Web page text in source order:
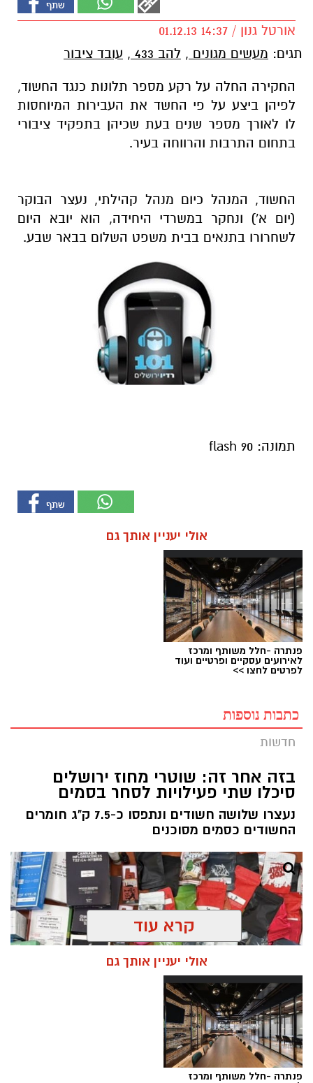
אורטל גנון / 14:37 01.12.13
תגים: מעשים מגונים , להב 433 , עובד ציבור
החקירה החלה על רקע מספר תלונות כנגד החשוד,
לפיהן ביצע על פי החשד את העבירות המיוחסות
לו לאורך מספר שנים בעת שכיהן בתפקיד ציבורי
בתחום התרבות והרווחה בעיר.
החשוד, המנהל כיום מנהל קהילתי, נעצר הבוקר
(יום א') ונחקר במשרדי היחידה, הוא יובא היום
לשחרורו בתנאים בבית משפט השלום בבאר שבע.
תמונה: flash 90
אולי יעניין אותך גם
פנתרה -חלל משותף ומרכז
לאירועים עסקיים ופרטיים ועוד
לפרטים לחצו >>
כתבות נוספות
חדשות
בזה אחר זה: שוטרי מחוז ירושלים
סיכלו שתי פעילויות לסחר בסמים
נעצרו שלושה חשודים ונתפסו כ-7.5 ק"ג חומרים
החשודים כסמים מסוכנים
קרא עוד
אולי יעניין אותך גם
פנתרה -חלל משותף ומרכז